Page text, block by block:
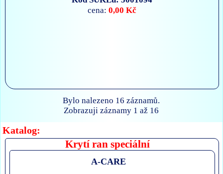
Katalog:
Krytí ran speciální
A-CARE
cena: 0,00 Kč
Bylo nalezeno 16 záznamů.
Zobrazuji záznamy 1 až 16